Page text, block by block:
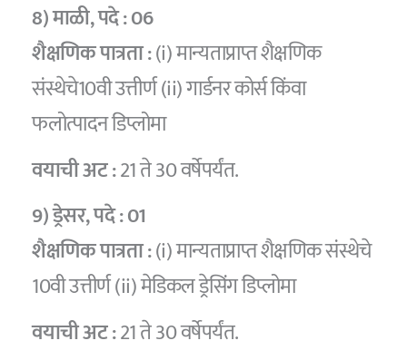
8) माळी, पदे :06
शैक्षणिक पात्रता :(i) मान्यताप्राप्त शैक्षणिक
संस्थेचे10वी उत्तीर्ण (ii) गार्डनर कोर्स किंवा
फलोत्पादन डिप्लोमा
वयाची अट :21 ते 30 वर्षेपर्यंत.
9) ड्रेसर, पदे :01
शैक्षणिक पात्रता :(i) मान्यताप्राप्त शैक्षणिक संस्थेचे
10वी उत्तीर्ण (ii) मेडिकल ड्रेसिंग डिप्लोमा
वयाची अट :21 ते 30 वर्षेपर्यंत.